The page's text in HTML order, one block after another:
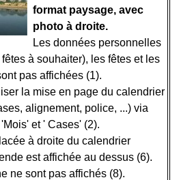
format paysage, avec
photo à droite.
Les données personnelles
à souhaiter), les fêtes et les
pas affichées (1).
la mise en page du calendrier
alignement, police, ...) via
et ' Cases' (2).
à droite du calendrier
est affichée au dessus (6).
ne sont pas affichés (8).